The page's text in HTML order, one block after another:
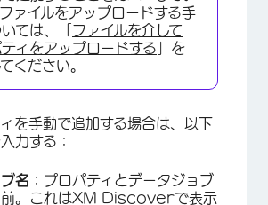
ァイルをアップロードする手
ては、「 ファイルを介して
ィをアップロードする 」を
ください。
を手動で追加する場合は、以下
力する：
名 ：プロパティとデータジョブ
前。これはXM Discoverで表示